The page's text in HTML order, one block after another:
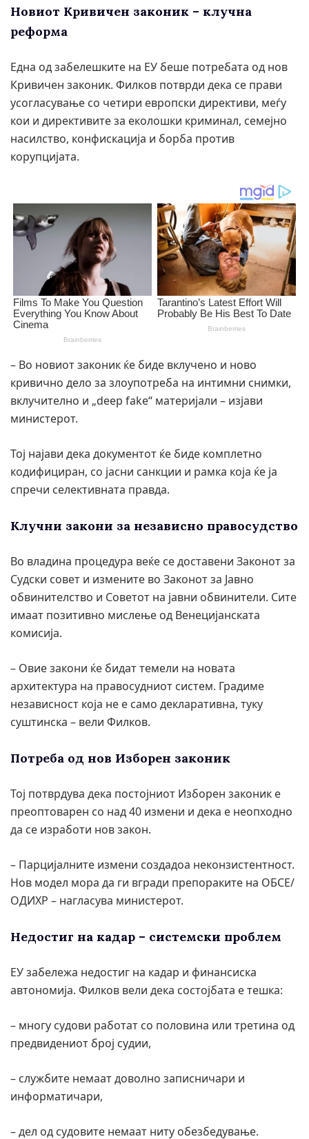
Новиот Кривичен законик – клучна
реформа
Една од забелешките на ЕУ беше потребата од нов
Кривичен законик. Филков потврди дека се прави
усогласување со четири европски директиви, меѓу
кои и директивите за еколошки криминал, семејно
насилство, конфискација и борба против
корупцијата.
– Во новиот законик ќе биде вклучено и ново
кривично дело за злоупотреба на интимни снимки,
вклучително и „deep fake“ материјали – изјави
министерот.
Тој најави дека документот ќе биде комплетно
кодифициран, со јасни санкции и рамка која ќе ја
спречи селективната правда.
Клучни закони за независно правосудство
Во владина процедура веќе се доставени Законот за
Судски совет и измените во Законот за Јавно
обвинителство и Советот на јавни обвинители. Сите
имаат позитивно мислење од Венецијанската
комисија.
– Овие закони ќе бидат темели на новата
архитектура на правосудниот систем. Градиме
независност која не е само декларативна, туку
суштинска – вели Филков.
Потреба од нов Изборен законик
Тој потврдува дека постојниот Изборен законик е
преоптоварен со над 40 измени и дека е неопходно
да се изработи нов закон.
– Парцијалните измени создадоа неконзистентност.
Нов модел мора да ги вгради препораките на ОБСЕ/
ОДИХР – нагласува министерот.
Недостиг на кадар – системски проблем
ЕУ забележа недостиг на кадар и финансиска
автономија. Филков вели дека состојбата е тешка:
– многу судови работат со половина или третина од
предвидениот број судии,
– службите немаат доволно записничари и
информатичари,
– дел од судовите немаат ниту обезбедување.